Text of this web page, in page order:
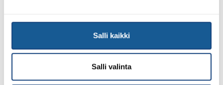
Salli kaikki
Salli valinta